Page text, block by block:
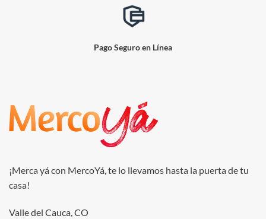
Pago Seguro en Línea
¡Merca yá con MercoYá, te lo llevamos hasta la puerta de tu
casa!
Valle del Cauca, CO